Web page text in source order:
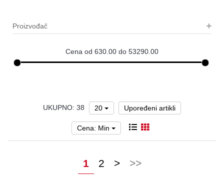
Proizvođač
Cena od 630.00 do 53290.00
UKUPNO: 38 20 Upoređeni artikli
Cena: Min
1 2 > >>